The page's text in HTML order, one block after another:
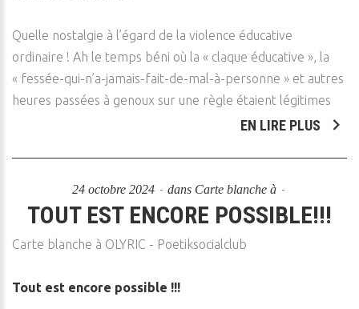
Quelle nostalgie à l’égard de la violence éducative
ordinaire ! Ah le temps béni où la « claque éducative », la
« fessée-qui-n’a-jamais-fait-de-mal-à-personne » et autres
heures passées à genoux sur une règle étaient légitimes
EN LIRE PLUS
24 octobre 2024 dans Carte blanche à
TOUT EST ENCORE POSSIBLE!!!
Carte blanche à OLYRIC - Poetiksocialclub
Tout est encore possible !!!